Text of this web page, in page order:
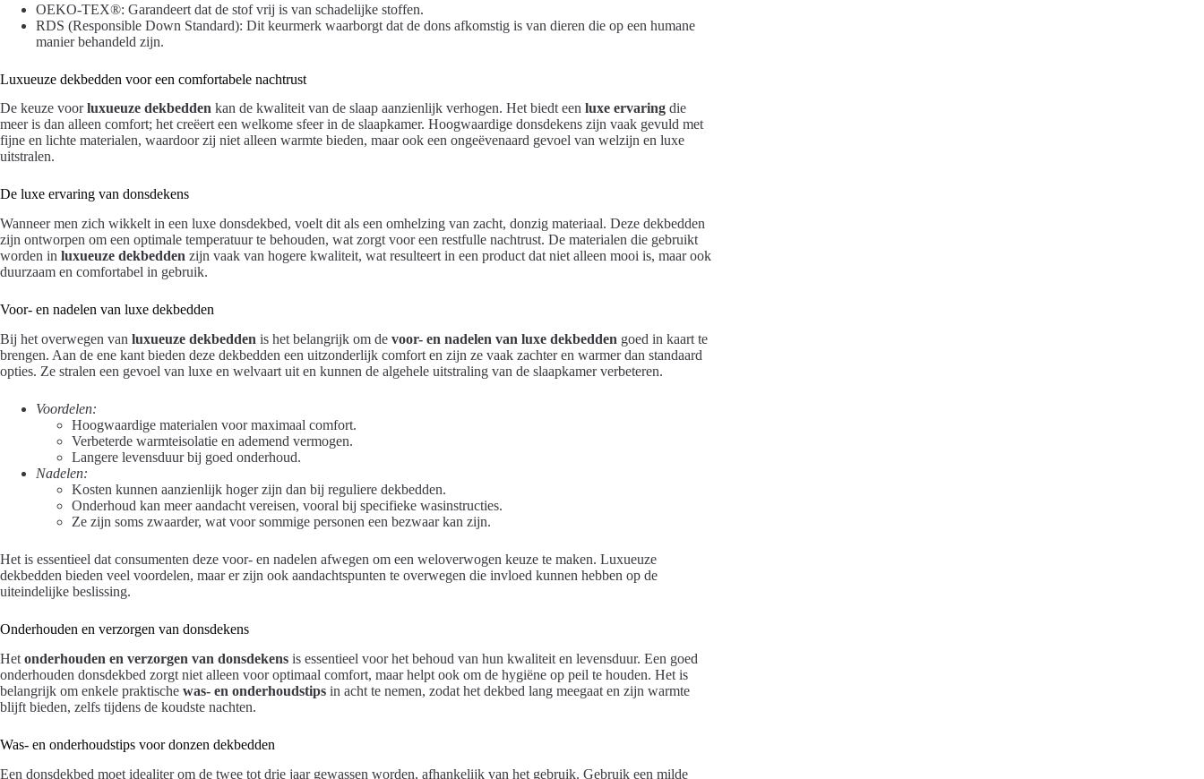
OEKO-TEX®: Garandeert dat de stof vrij is van schadelijke stoffen.
RDS (Responsible Down Standard): Dit keurmerk waarborgt dat de dons afkomstig is van dieren die op een humane
manier behandeld zijn.
Luxueuze dekbedden voor een comfortabele nachtrust
De keuze voorluxueuze dekbedden kan de kwaliteit van de slaap aanzienlijk verhogen. Het biedt een luxe ervaring die
meer is dan alleen comfort; het creëert een welkome sfeer in de slaapkamer. Hoogwaardige donsdekens zijn vaak gevuld met
fijne en lichte materialen, waardoor zij niet alleen warmte bieden, maar ook een ongeëvenaard gevoel van welzijn en luxe
uitstralen.
De luxe ervaring van donsdekens
Wanneer men zich wikkelt in een luxe donsdekbed, voelt dit als een omhelzing van zacht, donzig materiaal. Deze dekbedden
zijn ontworpen om een optimale temperatuur te behouden, wat zorgt voor een restfulle nachtrust. De materialen die gebruikt
worden in luxueuze dekbedden zijn vaak van hogere kwaliteit, wat resulteert in een product dat niet alleen mooi is, maar ook
duurzaam en comfortabel in gebruik.
Voor- en nadelen van luxe dekbedden
Bij het overwegen van luxueuze dekbedden is het belangrijk om de voor- en nadelen van luxe dekbedden goed in kaart te
brengen. Aan de ene kant bieden deze dekbedden een uitzonderlijk comfort en zijn ze vaak zachter en warmer dan standaard
opties. Ze stralen een gevoel van luxe en welvaart uit en kunnen de algehele uitstraling van de slaapkamer verbeteren.
Voordelen:
Hoogwaardige materialen voor maximaal comfort.
Verbeterde warmteisolatie en ademend vermogen.
Langere levensduur bij goed onderhoud.
Nadelen:
Kosten kunnen aanzienlijk hoger zijn dan bij reguliere dekbedden.
Onderhoud kan meer aandacht vereisen, vooral bij specifieke wasinstructies.
Ze zijn soms zwaarder, wat voor sommige personen een bezwaar kan zijn.
Het is essentieel dat consumenten deze voor- en nadelen afwegen om een weloverwogen keuze te maken. Luxueuze
dekbedden bieden veel voordelen, maar er zijn ook aandachtspunten te overwegen die invloed kunnen hebben op de
uiteindelijke beslissing.
Onderhouden en verzorgen van donsdekens
Het onderhouden en verzorgen van donsdekens is essentieel voor het behoud van hun kwaliteit en levensduur. Een goed
onderhouden donsdekbed zorgt niet alleen voor optimaal comfort, maar helpt ook om de hygiëne op peil te houden. Het is
belangrijk om enkele praktische was- en onderhoudstips in acht te nemen, zodat het dekbed lang meegaat en zijn warmte
blijft bieden, zelfs tijdens de koudste nachten.
Was- en onderhoudstips voor donzen dekbedden
Een donsdekbed moet idealiter om de twee tot drie jaar gewassen worden, afhankelijk van het gebruik. Gebruik een milde